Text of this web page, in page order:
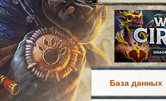
База данных